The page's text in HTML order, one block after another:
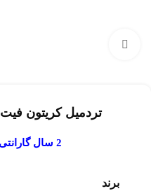
تردمیل کریتون فیت CaritonFit CF-150D
2 سال گارانتی و 5 سال خدمات
برند